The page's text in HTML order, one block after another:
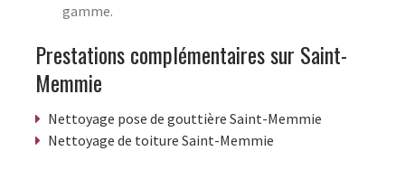
gamme.
Prestations complémentaires sur Saint-
Memmie
Nettoyage pose de gouttière Saint-Memmie
Nettoyage de toiture Saint-Memmie